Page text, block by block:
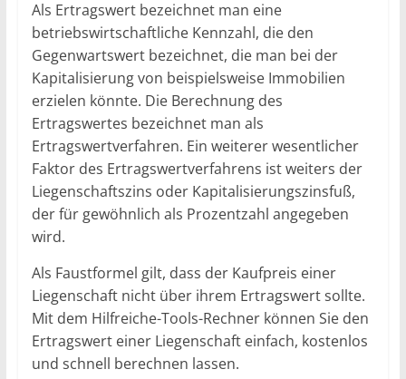
Als Ertragswert bezeichnet man eine
betriebswirtschaftliche Kennzahl, die den
Gegenwartswert bezeichnet, die man bei der
Kapitalisierung von beispielsweise Immobilien
erzielen könnte. Die Berechnung des
Ertragswertes bezeichnet man als
Ertragswertverfahren. Ein weiterer wesentlicher
Faktor des Ertragswertverfahrens ist weiters der
Liegenschaftszins oder Kapitalisierungszinsfuß,
der für gewöhnlich als Prozentzahl angegeben
wird.
Als Faustformel gilt, dass der Kaufpreis einer
Liegenschaft nicht über ihrem Ertragswert sollte.
Mit dem Hilfreiche-Tools-Rechner können Sie den
Ertragswert einer Liegenschaft einfach, kostenlos
und schnell berechnen lassen.